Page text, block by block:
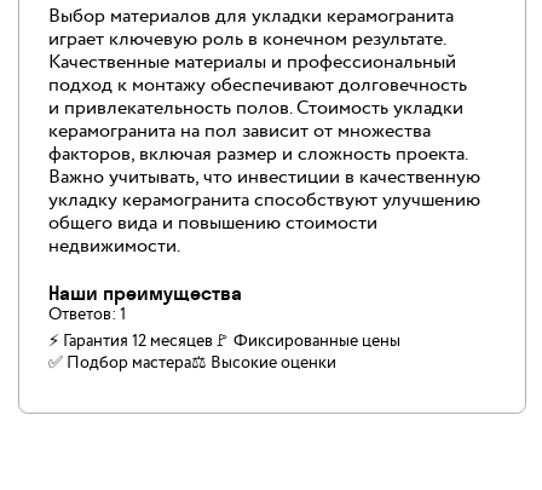
Выбор материалов для укладки керамогранита
играет ключевую роль в конечном результате.
Качественные материалы и профессиональный
подход к монтажу обеспечивают долговечность
и привлекательность полов. Стоимость укладки
керамогранита на пол зависит от множества
факторов, включая размер и сложность проекта.
Важно учитывать, что инвестиции в качественную
укладку керамогранита способствуют улучшению
общего вида и повышению стоимости
недвижимости.
Наши преимущества
Ответов: 1
⚡ Гарантия 12 месяцев🚩 Фиксированные цены
✅️ Подбор мастера⚖️ Высокие оценки